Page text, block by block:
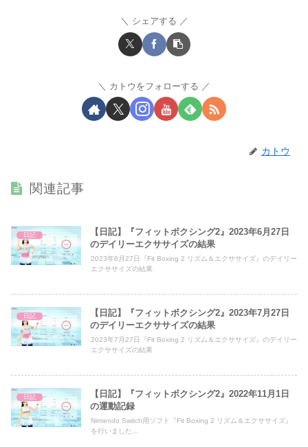
シェアする
カトウをフォローする
カトウ
関連記事
日記
【日記】『フィットボクシング2』2023年6月27日
のデイリーエクササイズの結果
2023年6月27日『Fit Boxing 2 リズム＆エクササイズ』のデイリー
エクササイズの結果
日記
【日記】『フィットボクシング2』2023年7月27日
のデイリーエクササイズの結果
2023年7月27日『Fit Boxing 2 リズム＆エクササイズ』のデイリー
エクササイズの結果
日記
【日記】『フィットボクシング2』2022年11月1日
の運動記録
Nintendo Switch用ソフト『Fit Boxing 2 リズム＆エクササイズ』
を行いました...